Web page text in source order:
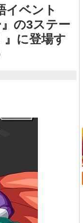
ドッカンバトル】【新た
イベント
の3ステー
』に登場す